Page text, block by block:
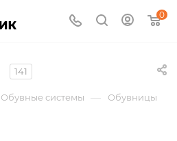
0
141
Обувные системы — Обувницы